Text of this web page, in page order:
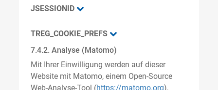
JSESSIONID
TREG_COOKIE_PREFS
7.4.2. Analyse (Matomo)
Mit Ihrer Einwilligung werden auf dieser
Website mit Matomo, einem Open-Source
Web-Analyse-Tool (https://matomo.org),